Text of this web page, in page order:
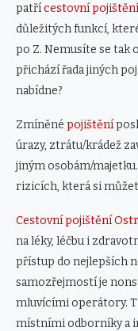
patřícestovní
důležitých funkcí,
po Z. Nemusíte se tak
přichází řada jiných
nabídne?
Zmíněné pojištění
úrazy, ztrátu/krádež
jiným osobám/
rizicích, která si
Cestovní pojištění
na léky, léčbu i
přístup do nejlepších
samozřejmostí je
mluvícími operátory.
místními odborníky a